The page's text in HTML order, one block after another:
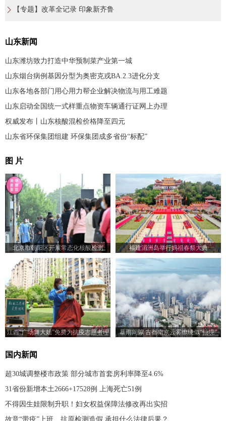
【专题】改革全记录 印象新齐鲁
山东新闻
山东潍坊致力打造中华预制菜产业第一城
山东烟台病例基因分型为奥密克戎BA.2.3进化分支
山东各地各部门用心用力帮企业解决物流与用工难题
山东启动全国统一式样重点物资车辆通行证网上办理
权威发布丨山东核酸混检价格降至四元
山东省环保集团组建 环保集团成多省份“标配”
图 片
北京市朝阳区开展常态化核酸检测 福建湄洲岛举行妈祖春祭大典
江西“广场舞大姐”免费为抗疫志愿者理
暴雨间隙 古都南京云雾缭绕似“仙境”
国内新闻
超30城调整楼市政策 部分城市首套房利率降至4.6%
31省份新增本土2666+17528例 上海死亡51例
不得因生娃限制升职！妇女权益保障法修改再出实招
故意“带疫”上班、抗原检测造假 承担什么法律后果？